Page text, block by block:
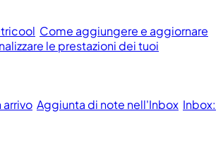
Come aggiungere e aggiornare
le prestazioni dei tuoi
arrivo Aggiunta di note nell'Inbox Inbox: